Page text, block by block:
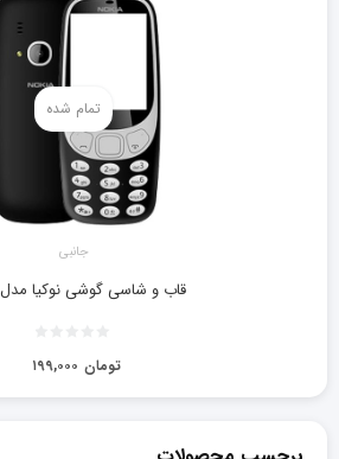
تمام شده
جانبی
قاب و شاسی گوشی نوکیا مدل ۳۳۱۰
۱۹۹,۰۰۰ تومان